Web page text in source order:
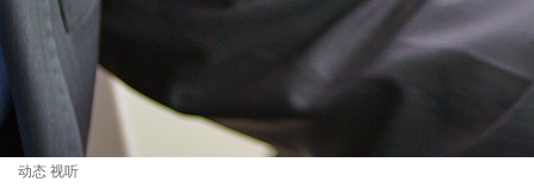
动态 视听